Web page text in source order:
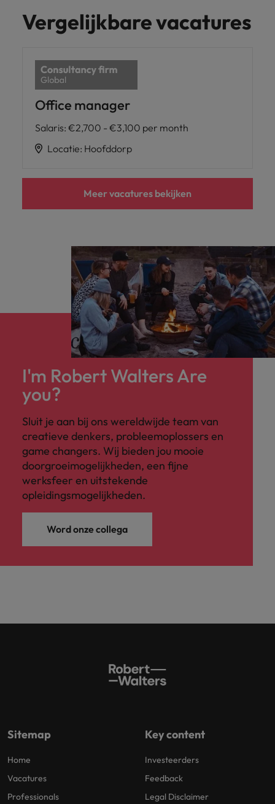
Vergelijkbare vacatures
Office manager
Salaris: €2,700 - €3,100 per month
Locatie: Hoofddorp
Meer vacatures bekijken
I'm Robert Walters Are
you?
Sluit je aan bij ons wereldwijde team van
creatieve denkers, probleemoplossers en
game changers. Wij bieden jou mooie
doorgroeimogelijkheden, een fijne
werksfeer en uitstekende
opleidingsmogelijkheden.
Word onze collega
Sitemap
Home
Vacatures
Professionals
Key content
Investeerders
Feedback
Legal Disclaimer